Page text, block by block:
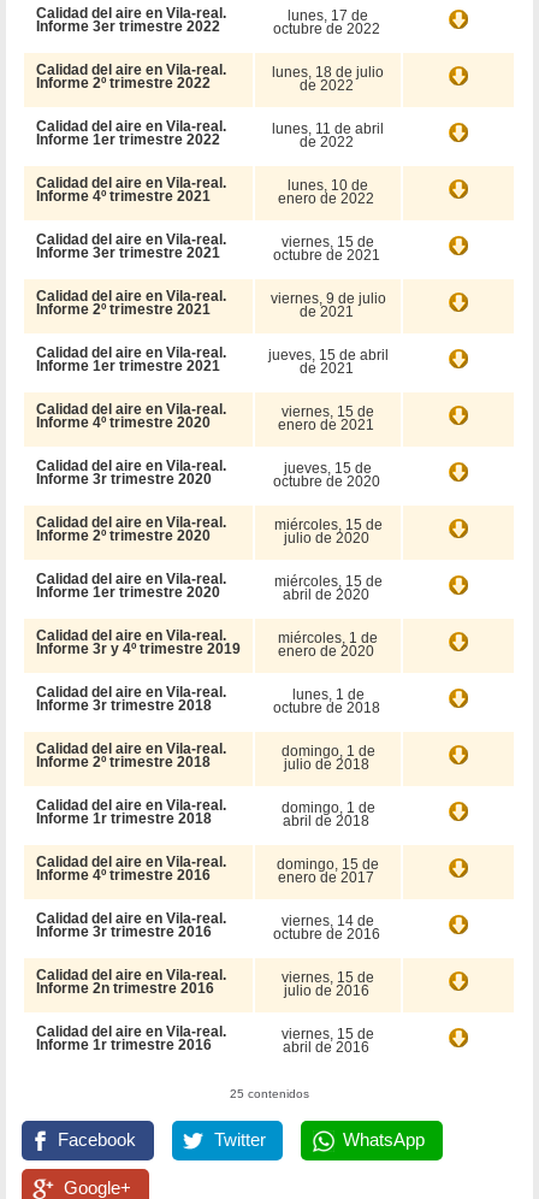
Calidad del aire en Vila-real.
Informe 3er trimestre 2022
lunes, 17 de
octubre de 2022
Calidad del aire en Vila-real.
Informe 2º trimestre 2022
lunes, 18 de julio
de 2022
Calidad del aire en Vila-real.
Informe 1er trimestre 2022
lunes, 11 de abril
de 2022
Calidad del aire en Vila-real.
Informe 4º trimestre 2021
lunes, 10 de
enero de 2022
Calidad del aire en Vila-real.
Informe 3er trimestre 2021
viernes, 15 de
octubre de 2021
Calidad del aire en Vila-real.
Informe 2º trimestre 2021
viernes, 9 de julio
de 2021
Calidad del aire en Vila-real.
Informe 1er trimestre 2021
jueves, 15 de abril
de 2021
Calidad del aire en Vila-real.
Informe 4º trimestre 2020
viernes, 15 de
enero de 2021
Calidad del aire en Vila-real.
Informe 3r trimestre 2020
jueves, 15 de
octubre de 2020
Calidad del aire en Vila-real.
Informe 2º trimestre 2020
miércoles, 15 de
julio de 2020
Calidad del aire en Vila-real.
Informe 1er trimestre 2020
miércoles, 15 de
abril de 2020
Calidad del aire en Vila-real.
Informe 3r y 4º trimestre 2019
miércoles, 1 de
enero de 2020
Calidad del aire en Vila-real.
Informe 3r trimestre 2018
lunes, 1 de
octubre de 2018
Calidad del aire en Vila-real.
Informe 2º trimestre 2018
domingo, 1 de
julio de 2018
Calidad del aire en Vila-real.
Informe 1r trimestre 2018
domingo, 1 de
abril de 2018
Calidad del aire en Vila-real.
Informe 4º trimestre 2016
domingo, 15 de
enero de 2017
Calidad del aire en Vila-real.
Informe 3r trimestre 2016
viernes, 14 de
octubre de 2016
Calidad del aire en Vila-real.
Informe 2n trimestre 2016
viernes, 15 de
julio de 2016
Calidad del aire en Vila-real.
Informe 1r trimestre 2016
viernes, 15 de
abril de 2016
25 contenidos
Facebook Twitter WhatsApp
Google+